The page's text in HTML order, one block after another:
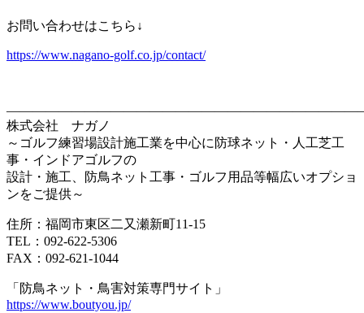
お問い合わせはこちら↓
https://www.nagano-golf.co.jp/contact/
株式会社 ナガノ
～ゴルフ練習場設計施工業を中心に防球ネット・人工芝工
事・インドアゴルフの
設計・施工、防鳥ネット工事・ゴルフ用品等幅広いオプショ
ンをご提供～
住所：福岡市東区二又瀬新町11-15
TEL：092-622-5306
FAX：092-621-1044
「防鳥ネット・鳥害対策専門サイト」
https://www.boutyou.jp/